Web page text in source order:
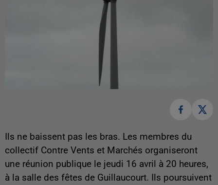
Ils ne baissent pas les bras. Les membres du
collectif Contre Vents et Marchés organiseront
une réunion publique le jeudi 16 avril à 20 heures,
à la salle des fêtes de Guillaucourt. Ils poursuivent